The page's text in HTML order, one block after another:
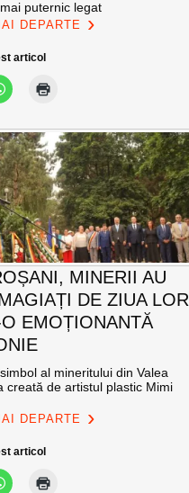
puternic legat
DEPARTE
articol
MINERII AU
DE ZIUA LOR
EMOȚIONANTĂ
al mineritului din Valea
creată de artistul plastic Mimi
DEPARTE
articol